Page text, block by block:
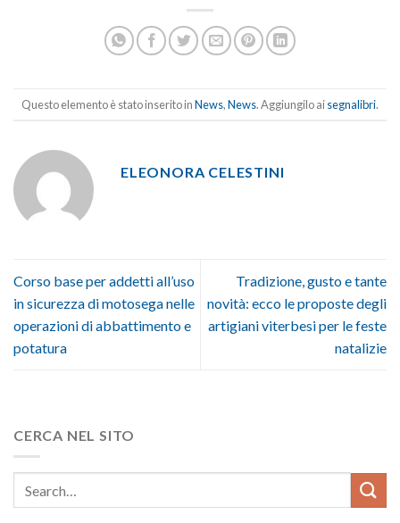
Questo elemento è stato inserito inNews,News. Aggiungilo aisegnalibri.
ELEONORA CELESTINI
Corso base per addetti all’uso
in sicurezza di motosega nelle
operazioni di abbattimento e
potatura
Tradizione, gusto e tante
novità: ecco le proposte degli
artigiani viterbesi per le feste
natalizie
CERCA NEL SITO